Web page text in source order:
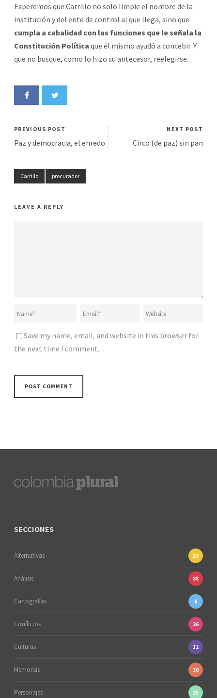
Esperemos que Carrillo no solo limpie el nombre de la
institución y del ente de control al que llega, sino que
cumpla a cabalidad con las funciones que le señala la
Constitución Política que él mismo ayudó a concebir. Y
que no busque, como lo hizo su antecesor, reelegirse.
PREVIOUS POST
Paz y democracia, el enredo
NEXT POST
Circo (de paz) sin pan
Carrillo procurador
LEAVE A REPLY
Save my name, email, and website in this browser for
the next time I comment.
SECCIONES
Alternativas 27
Análisis 88
Cartografías 6
Conflictos 36
Culturas 12
Memorias 30
Personajes 15